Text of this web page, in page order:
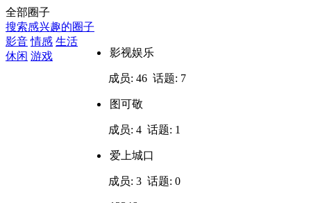
全部圈子
搜索感兴趣的圈子
影音 情感 生活
休闲 游戏 影视娱乐
成员: 46 话题: 7
图可敬
成员: 4 话题: 1
爱上城口
成员: 3 话题: 0